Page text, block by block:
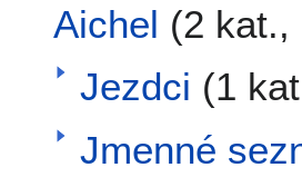
Aichel (2 kat.,
Jezdci (1
Jmenné